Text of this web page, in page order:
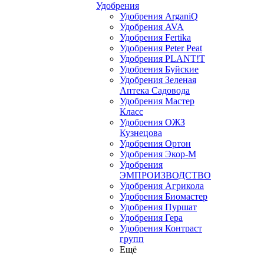
Удобрения
Удобрения ArganiQ
Удобрения AVA
Удобрения Fertika
Удобрения Peter Peat
Удобрения PLANT!T
Удобрения Буйские
Удобрения Зеленая
Аптека Садовода
Удобрения Мастер
Класс
Удобрения ОЖЗ
Кузнецова
Удобрения Ортон
Удобрения Экор-М
Удобрения
ЭМПРОИЗВОДСТВО
Удобрения Агрикола
Удобрения Биомастер
Удобрения Пуршат
Удобрения Гера
Удобрения Контраст
групп
Ещё